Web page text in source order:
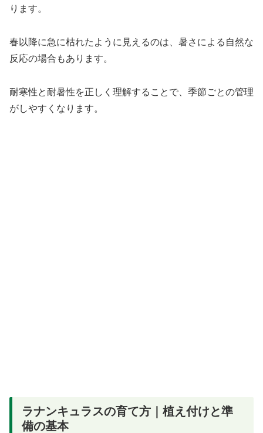
ります。
春以降に急に枯れたように見えるのは、暑さによる自然な
反応の場合もあります。
耐寒性と耐暑性を正しく理解することで、季節ごとの管理
がしやすくなります。
ラナンキュラスの育て方｜植え付けと準
備の基本